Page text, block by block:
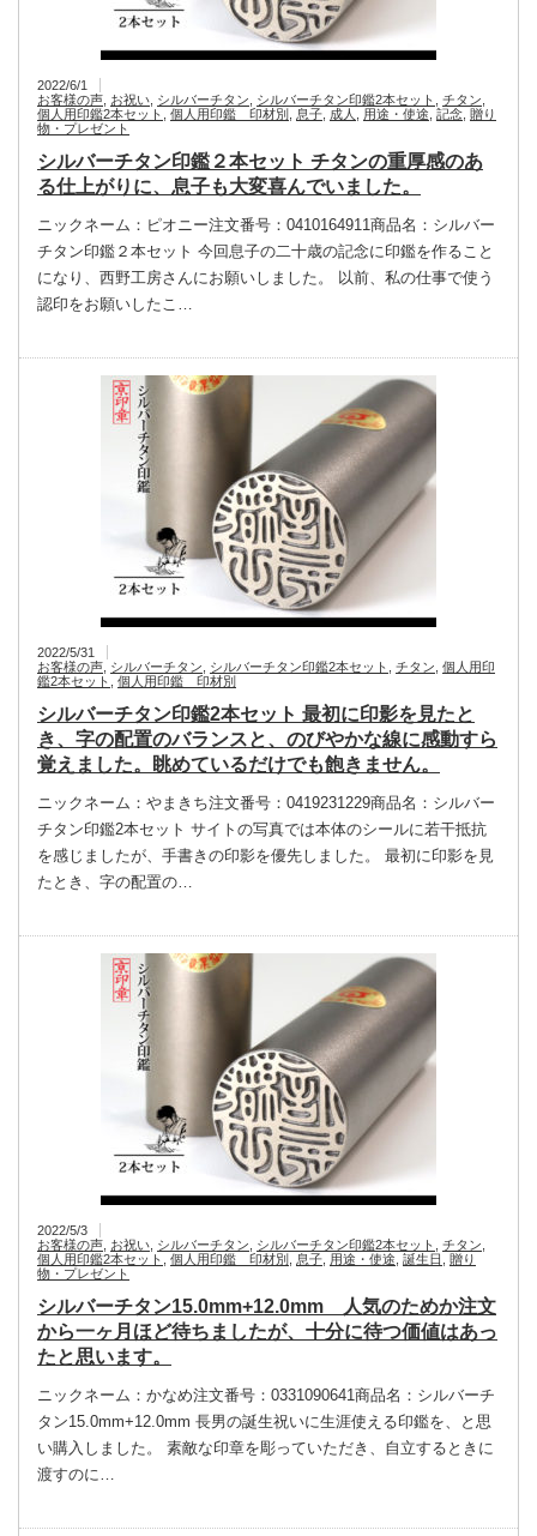
2022/6/1
お客様の声 お祝い シルバーチタン シルバーチタン印鑑2本セット チタン
個人用印鑑2本セット
個人用印鑑 印材別 息子 成人 用途・使途 記念 贈り
物・プレゼント
シルバーチタン印鑑２本セット チタンの重厚感のあ
る仕上がりに、息子も大変喜んでいました。
ニックネーム：ピオニー注文番号：0410164911商品名：シルバー
チタン印鑑２本セット 今回息子の二十歳の記念に印鑑を作ること
になり、西野工房さんにお願いしました。 以前、私の仕事で使う
認印をお願いしたこ…
2022/5/31
お客様の声 シルバーチタン シルバーチタン印鑑2本セット チタン 個人用印
鑑2本セット
個人用印鑑 印材別
シルバーチタン印鑑2本セット 最初に印影を見たと
き、字の配置のバランスと、のびやかな線に感動すら
覚えました。眺めているだけでも飽きません。
ニックネーム：やまきち注文番号：0419231229商品名：シルバー
チタン印鑑2本セット サイトの写真では本体のシールに若干抵抗
を感じましたが、手書きの印影を優先しました。 最初に印影を見
たとき、字の配置の…
2022/5/3
お客様の声 お祝い シルバーチタン シルバーチタン印鑑2本セット チタン
個人用印鑑2本セット
個人用印鑑 印材別 息子 用途・使途 誕生日
贈り
物・プレゼント
シルバーチタン15.0mm+12.0mm 人気のためか注文
から一ヶ月ほど待ちましたが、十分に待つ価値はあっ
たと思います。
ニックネーム：かなめ注文番号：0331090641商品名：シルバーチ
タン15.0mm+12.0mm 長男の誕生祝いに生涯使える印鑑を、と思
い購入しました。 素敵な印章を彫っていただき、自立するときに
渡すのに…